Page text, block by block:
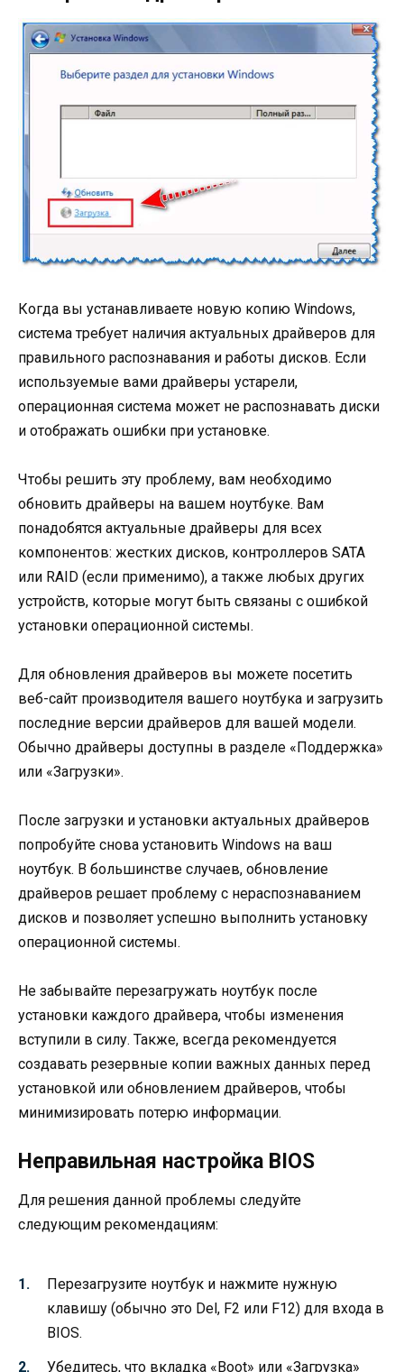
Когда вы устанавливаете новую копию Windows,
система требует наличия актуальных драйверов для
правильного распознавания и работы дисков. Если
используемые вами драйверы устарели,
операционная система может не распознавать диски
и отображать ошибки при установке.
Чтобы решить эту проблему, вам необходимо
обновить драйверы на вашем ноутбуке. Вам
понадобятся актуальные драйверы для всех
компонентов: жестких дисков, контроллеров SATA
или RAID (если применимо), а также любых других
устройств, которые могут быть связаны с ошибкой
установки операционной системы.
Для обновления драйверов вы можете посетить
веб-сайт производителя вашего ноутбука и загрузить
последние версии драйверов для вашей модели.
Обычно драйверы доступны в разделе «Поддержка»
или «Загрузки».
После загрузки и установки актуальных драйверов
попробуйте снова установить Windows на ваш
ноутбук. В большинстве случаев, обновление
драйверов решает проблему с нераспознаванием
дисков и позволяет успешно выполнить установку
операционной системы.
Не забывайте перезагружать ноутбук после
установки каждого драйвера, чтобы изменения
вступили в силу. Также, всегда рекомендуется
создавать резервные копии важных данных перед
установкой или обновлением драйверов, чтобы
минимизировать потерю информации.
Неправильная настройка BIOS
Для решения данной проблемы следуйте
следующим рекомендациям:
Перезагрузите ноутбук и нажмите нужную
клавишу (обычно это Del, F2 или F12) для входа в
BIOS.
Убедитесь, что вкладка «Boot» или «Загрузка»